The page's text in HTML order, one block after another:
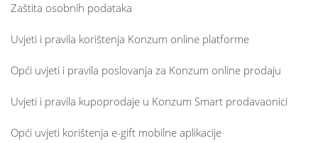
Zaštita osobnih podataka
Uvjeti i pravila korištenja Konzum online platforme
Opći uvjeti i pravila poslovanja za Konzum online prodaju
Uvjeti i pravila kupoprodaje u Konzum Smart prodavaonici
Opći uvjeti korištenja e-gift mobilne aplikacije